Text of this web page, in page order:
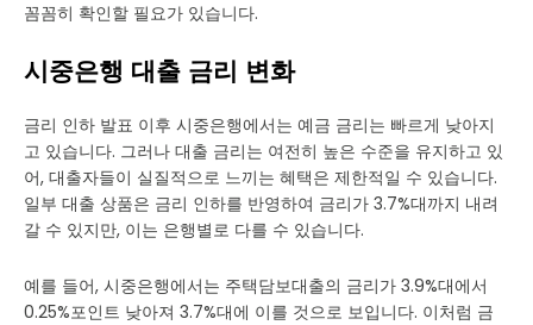
꼼꼼히 확인할 필요가 있습니다.
시중은행 대출 금리 변화
금리 인하 발표 이후 시중은행에서는 예금 금리는 빠르게 낮아지
고 있습니다. 그러나 대출 금리는 여전히 높은 수준을 유지하고 있
어, 대출자들이 실질적으로 느끼는 혜택은 제한적일 수 있습니다.
일부 대출 상품은 금리 인하를 반영하여 금리가 3.7%대까지 내려
갈 수 있지만, 이는 은행별로 다를 수 있습니다.
예를 들어, 시중은행에서는 주택담보대출의 금리가 3.9%대에서
0.25%포인트 낮아져 3.7%대에 이를 것으로 보입니다. 이처럼 금